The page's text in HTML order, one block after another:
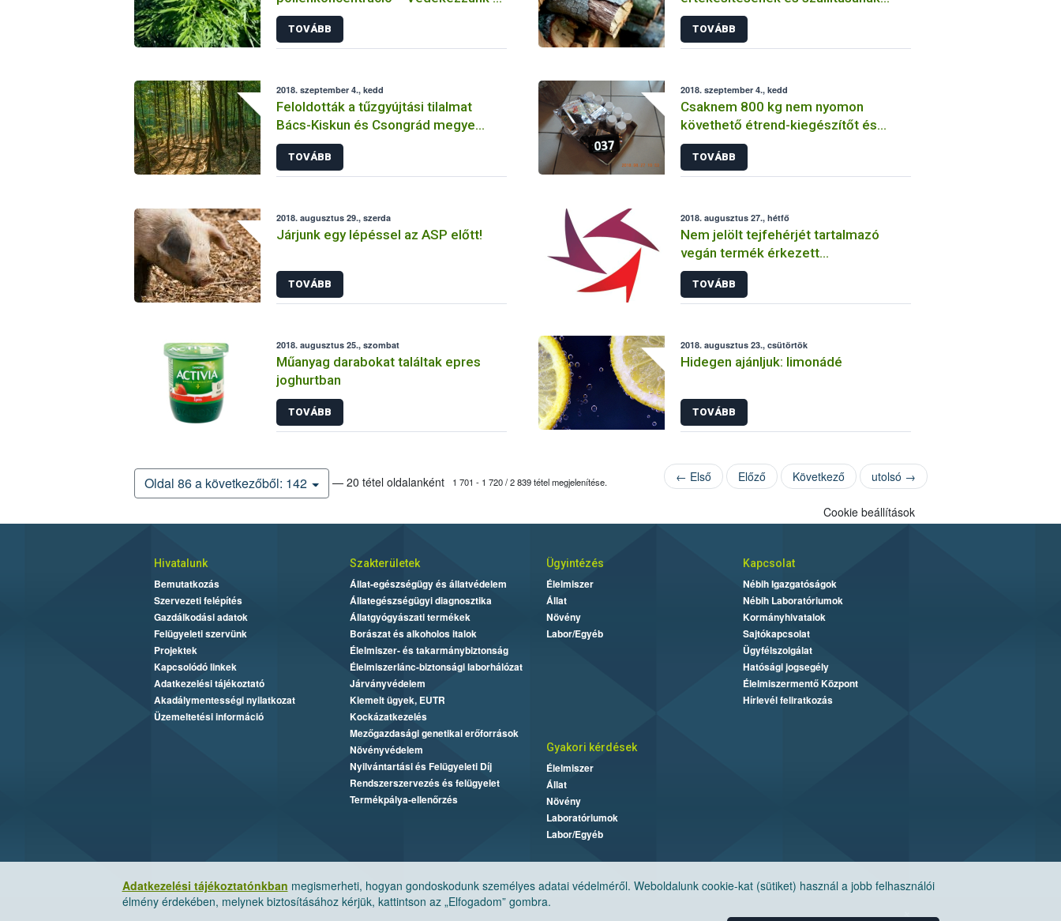
parlagfű ellen!
TOVÁBB
szabályai
TOVÁBB
2018. szeptember 4., kedd
Feloldották a tűzgyújtási tilalmat
Bács-Kiskun és Csongrád megye
területén
TOVÁBB
2018. szeptember 4., kedd
Csaknem 800 kg nem nyomon
követhető étrend-kiegészítőt és
étrend-kiegészítő alapanyagot vont ki
a forgalomból a Nébih
TOVÁBB
2018. augusztus 29., szerda
Járjunk egy lépéssel az ASP előtt!
TOVÁBB
2018. augusztus 27., hétfő
Nem jelölt tejfehérjét tartalmazó
vegán termék érkezett
Magyarországra
TOVÁBB
2018. augusztus 25., szombat
Műanyag darabokat találtak epres
joghurtban
TOVÁBB
2018. augusztus 23., csütörtök
Hidegen ajánljuk: limonádé
TOVÁBB
Oldal 86 a következőből: 142 — 20 tétel oldalanként 1 701 - 1 720 / 2 839 tétel megjelenítése. ← Első Előző Következő utolsó →
Adatkezelési tájékoztatónkban megismerheti, hogyan gondoskodunk személyes adatai védelméről. Weboldalunk cookie-kat (sütiket) használ a jobb felhasználói
élmény érdekében, melynek biztosításához kérjük, kattintson az „Elfogadom” gombra.
Cookie beállítások
Hivatalunk
Bemutatkozás
Szervezeti felépítés
Gazdálkodási adatok
Felügyeleti szervünk
Projektek
Kapcsolódó linkek
Adatkezelési tájékoztató
Akadálymentességi nyilatkozat
Üzemeltetési információ
Szakterületek
Állat-egészségügy és állatvédelem
Állategészségügyi diagnosztika
Állatgyógyászati termékek
Borászat és alkoholos italok
Élelmiszer- és takarmánybiztonság
Élelmiszerlánc-biztonsági laborhálózat
Járványvédelem
Kiemelt ügyek, EUTR
Kockázatkezelés
Mezőgazdasági genetikai erőforrások
Növényvédelem
Nyilvántartási és Felügyeleti Díj
Rendszerszervezés és felügyelet
Termékpálya-ellenőrzés
Ügyintézés
Élelmiszer
Állat
Növény
Labor/Egyéb
Kapcsolat
Nébih Igazgatóságok
Nébih Laboratóriumok
Kormányhivatalok
Sajtókapcsolat
Ügyfélszolgálat
Hatósági jogsegély
Élelmiszermentő Központ
Hírlevél feliratkozás
Gyakori kérdések
Élelmiszer
Állat
Növény
Laboratóriumok
Labor/Egyéb